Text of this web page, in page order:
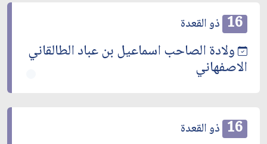
16 ذو القعدة
ولادة الصاحب اسماعيل بن عباد الطالقاني
الاصفهاني
16 ذو القعدة